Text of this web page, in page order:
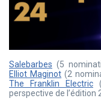
Salebarbes (5
Elliot Maginot (2
The Franklin Electric
perspective de l’édition